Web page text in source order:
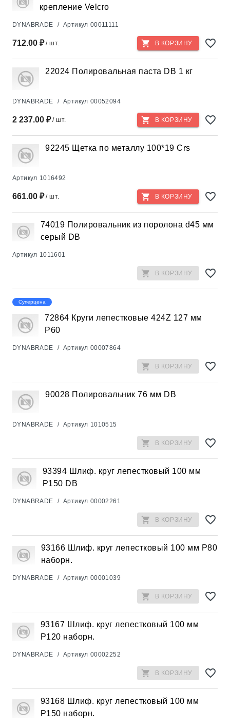
крепление Velcro
DYNABRADE / Артикул 00011111
712.00 ₽/ шт. В КОРЗИНУ
22024 Полировальная паста DB 1 кг
DYNABRADE / Артикул 00052094
2 237.00 ₽/ шт. В КОРЗИНУ
92245 Щетка по металлу 100*19 Crs
Артикул 1016492
661.00 ₽/ шт. В КОРЗИНУ
74019 Полировальник из поролона d45 мм
серый DB
Артикул 1011601
В КОРЗИНУ
Суперцена
72864 Круги лепестковые 424Z 127 мм
Р60
DYNABRADE / Артикул 00007864
В КОРЗИНУ
90028 Полировальник 76 мм DB
DYNABRADE / Артикул 1010515
В КОРЗИНУ
93394 Шлиф. круг лепестковый 100 мм
Р150 DB
DYNABRADE / Артикул 00002261
В КОРЗИНУ
93166 Шлиф. круг лепестковый 100 мм Р80
наборн.
DYNABRADE / Артикул 00001039
В КОРЗИНУ
93167 Шлиф. круг лепестковый 100 мм
Р120 наборн.
DYNABRADE / Артикул 00002252
В КОРЗИНУ
93168 Шлиф. круг лепестковый 100 мм
Р150 наборн.